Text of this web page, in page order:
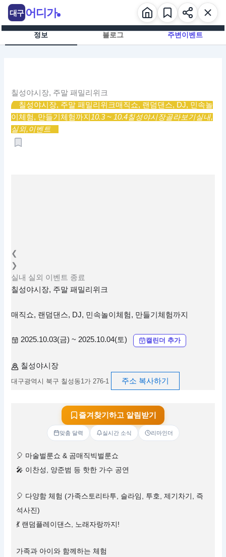
츠
정보 블로그 주변이벤트
칠성야시장, 주말 패밀리위크
칠성야시장, 주말 패밀리위크매직쇼, 랜덤댄스, DJ, 민속놀
이체험, 만들기체험까지10.3 ~ 10.4칠성야시장골라보기실내,
실외,이벤트
❮
❯
실내 실외 이벤트 종료
칠성야시장, 주말 패밀리위크
매직쇼, 랜덤댄스, DJ, 민속놀이체험, 만들기체험까지
2025.10.03(금) ~ 2025.10.04(토) 캘린더 추가
칠성야시장
대구광역시 북구 칠성동1가 276-1 주소 복사하기
즐겨찾기하고 알림받기
맞춤 달력 실시간 소식 리마인더
🎈 마술벌룬쇼 & 곰매직빅벌룬쇼
🎤 이찬성, 양준범 등 핫한 가수 공연
🎈 다양함 체험 (가족스토리타투, 슬라임, 투호, 제기차기, 즉
석사진)
💃 랜덤플레이댄스, 노래자랑까지!
가족과 아이와 함께하는 체험
대구 어디가